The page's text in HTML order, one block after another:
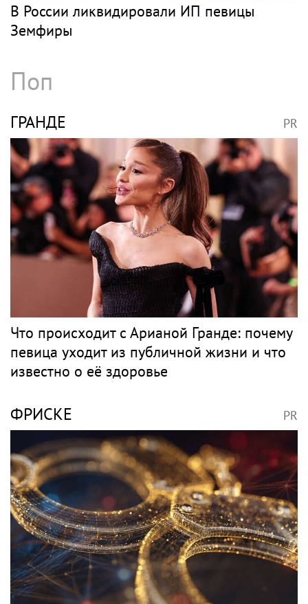
В России ликвидировали ИП певицы
Земфиры
Поп
ГРАНДЕ PR
Что происходит с Арианой Гранде: почему
певица уходит из публичной жизни и что
известно о её здоровье
ФРИСКЕ PR